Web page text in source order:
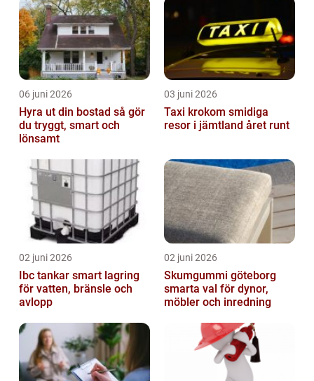
06 juni 2026
Hyra ut din bostad så gör
du tryggt, smart och
lönsamt
03 juni 2026
Taxi krokom smidiga
resor i jämtland året runt
02 juni 2026
Ibc tankar smart lagring
för vatten, bränsle och
avlopp
02 juni 2026
Skumgummi göteborg
smarta val för dynor,
möbler och inredning